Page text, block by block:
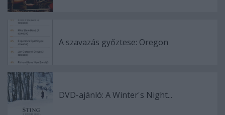
A szavazás győztese: Oregon
DVD-ajánló: A Winter's Night...